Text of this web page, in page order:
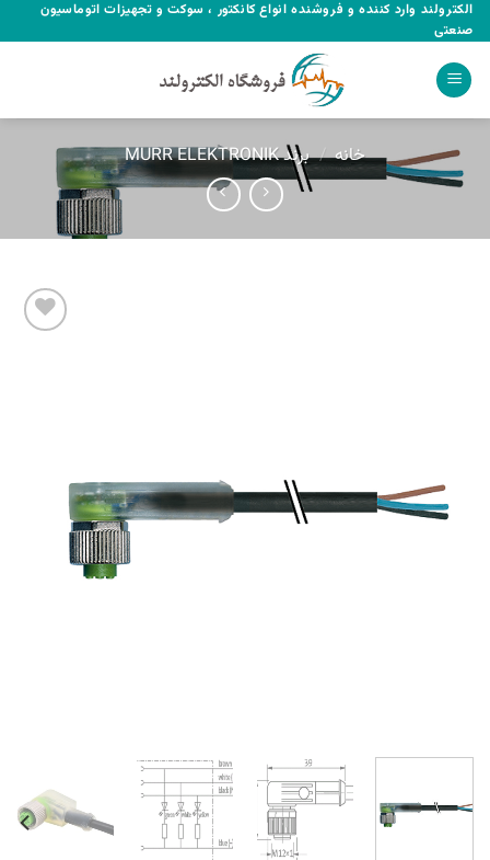
Skip
to
content
الکترولند وارد کننده و فروشنده انواع کانکتور ، سوکت و تجهیزات اتوماسیون
صنعتی
خانه / برند MURR ELEKTRONIK